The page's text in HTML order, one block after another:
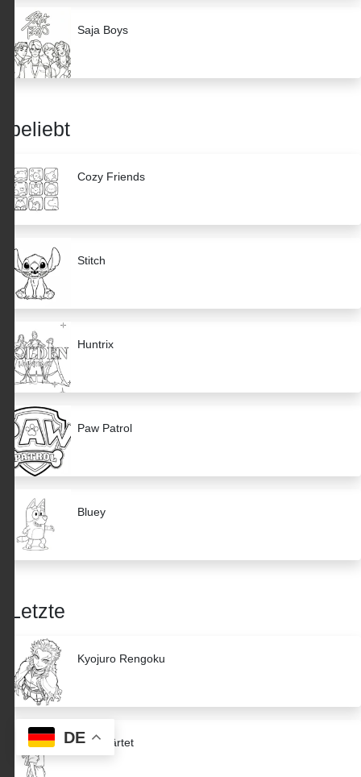
Saja Boys
beliebt
Cozy Friends
Stitch
Huntrix
Paw Patrol
Bluey
Letzte
Kyojuro Rengoku
Abgehärtet
DE